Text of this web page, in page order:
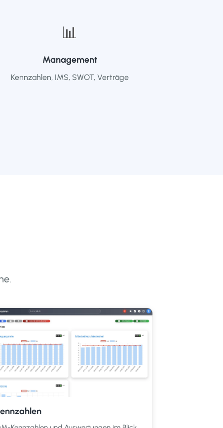
📊
Management
Kennzahlen, IMS, SWOT, Verträge